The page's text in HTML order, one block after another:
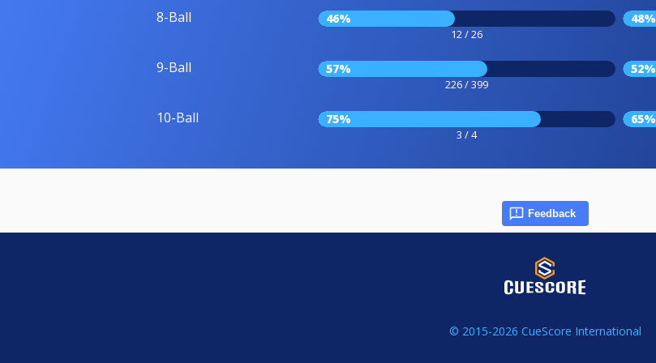
8-Ball 46%
12 / 26
48%
9-Ball 57%
226 / 399
52%
10-Ball 75%
3 / 4
65%
Feedback
© 2015-2026 CueScore International